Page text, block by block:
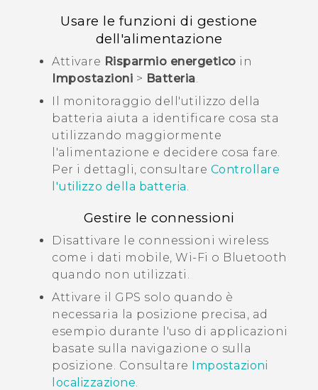
Usare le funzioni di gestione
dell'alimentazione
Attivare Risparmio energetico in
Impostazioni > Batteria.
Il monitoraggio dell'utilizzo della
batteria aiuta a identificare cosa sta
utilizzando maggiormente
l'alimentazione e decidere cosa fare.
Per i dettagli, consultare Controllare
l'utilizzo della batteria.
Gestire le connessioni
Disattivare le connessioni wireless
come i dati mobile, Wi‍-Fi o Bluetooth
quando non utilizzati.
Attivare il GPS solo quando è
necessaria la posizione precisa, ad
esempio durante l'uso di applicazioni
basate sulla navigazione o sulla
posizione. Consultare Impostazioni
localizzazione